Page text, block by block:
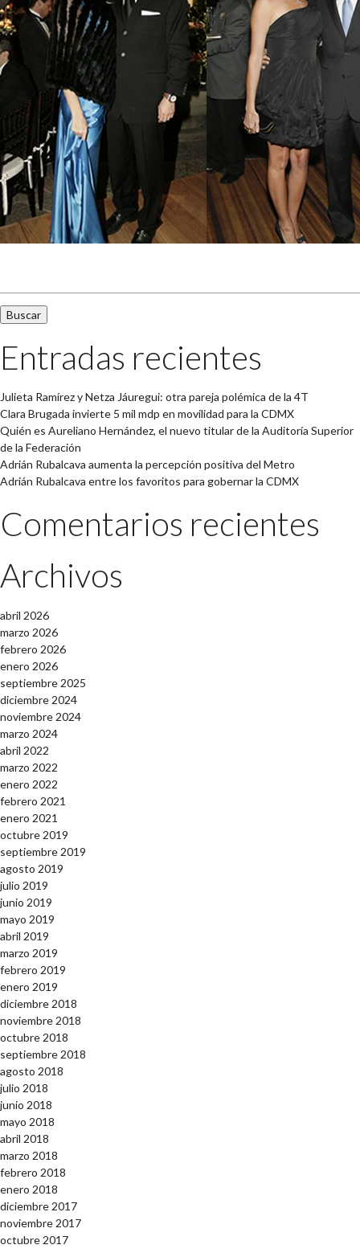
Entradas recientes
Julieta Ramírez y Netza Jáuregui: otra pareja polémica de la 4T
Clara Brugada invierte 5 mil mdp en movilidad para la CDMX
Quién es Aureliano Hernández, el nuevo titular de la Auditoría Superior
de la Federación
Adrián Rubalcava aumenta la percepción positiva del Metro
Adrián Rubalcava entre los favoritos para gobernar la CDMX
Comentarios recientes
Archivos
abril 2026
marzo 2026
febrero 2026
enero 2026
septiembre 2025
diciembre 2024
noviembre 2024
marzo 2024
abril 2022
marzo 2022
enero 2022
febrero 2021
enero 2021
octubre 2019
septiembre 2019
agosto 2019
julio 2019
junio 2019
mayo 2019
abril 2019
marzo 2019
febrero 2019
enero 2019
diciembre 2018
noviembre 2018
octubre 2018
septiembre 2018
agosto 2018
julio 2018
junio 2018
mayo 2018
abril 2018
marzo 2018
febrero 2018
enero 2018
diciembre 2017
noviembre 2017
octubre 2017